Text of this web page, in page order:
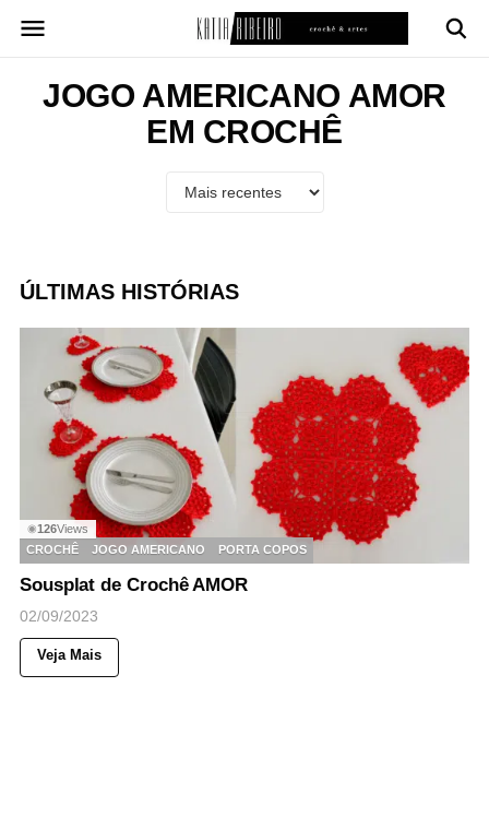
para
conteúdoJOGO AMERICANO AMOR
EM CROCHÊ
ÚLTIMAS HISTÓRIAS
◉126Views
CROCHÊ
JOGO AMERICANO PORTA COPOS
Sousplat de Crochê AMOR
02/09/2023
Veja Mais